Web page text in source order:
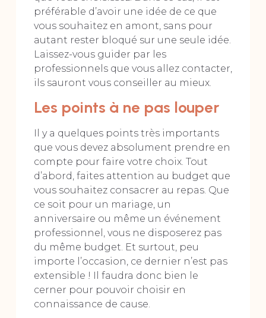
préférable d’avoir une idée de ce que
vous souhaitez en amont, sans pour
autant rester bloqué sur une seule idée.
Laissez-vous guider par les
professionnels que vous allez contacter,
ils sauront vous conseiller au mieux.
Les points à ne pas louper
Il y a quelques points très importants
que vous devez absolument prendre en
compte pour faire votre choix. Tout
d’abord, faites attention au budget que
vous souhaitez consacrer au repas. Que
ce soit pour un mariage, un
anniversaire ou même un événement
professionnel, vous ne disposerez pas
du même budget. Et surtout, peu
importe l’occasion, ce dernier n’est pas
extensible ! Il faudra donc bien le
cerner pour pouvoir choisir en
connaissance de cause.